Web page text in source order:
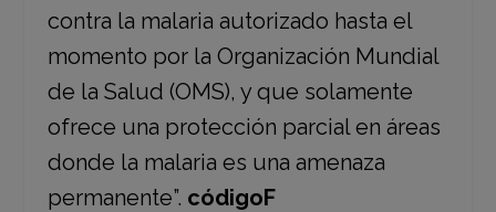
contra la malaria autorizado hasta el
momento por la Organización Mundial
de la Salud (OMS), y que solamente
ofrece una protección parcial en áreas
donde la malaria es una amenaza
permanente”. códigoF